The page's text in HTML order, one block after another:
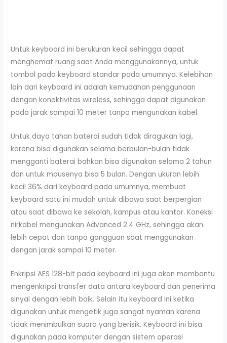
Untuk keyboard ini berukuran kecil sehingga dapat
menghemat ruang saat Anda menggunakannya, untuk
tombol pada keyboard standar pada umumnya. Kelebihan
lain dari keyboard ini adalah kemudahan penggunaan
dengan konektivitas wireless, sehingga dapat digunakan
pada jarak sampai 10 meter tanpa mengunakan kabel.
Untuk daya tahan baterai sudah tidak diragukan lagi,
karena bisa digunakan selama berbulan-bulan tidak
mengganti baterai bahkan bisa digunakan selama 2 tahun
dan untuk mousenya bisa 5 bulan. Dengan ukuran lebih
kecil 36% dari keyboard pada umumnya, membuat
keyboard satu ini mudah untuk dibawa saat berpergian
atau saat dibawa ke sekolah, kampus atau kantor. Koneksi
nirkabel mengunakan Advanced 2.4 GHz, sehingga akan
lebih cepat dan tanpa gangguan saat menggunakan
dengan jarak sampai 10 meter.
Enkripsi AES 128-bit pada keyboard ini juga akan membantu
mengenkripsi transfer data antara keyboard dan penerima
sinyal dengan lebih baik. Selain itu keyboard ini ketika
digunakan untuk mengetik juga sangat nyaman karena
tidak menimbulkan suara yang berisik. Keyboard ini bisa
digunakan pada komputer dengan sistem operasi